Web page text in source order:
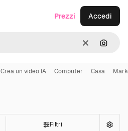
CancellaCerca
Prezzi Accedi
Crea un video IA Computer Casa
Filtri